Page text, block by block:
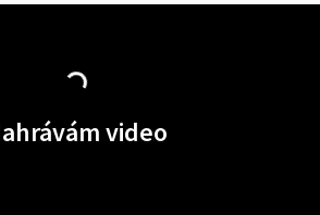
video